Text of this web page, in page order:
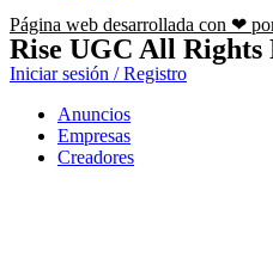
Página web desarrollada con ❤
Rise UGC All Rights
Iniciar sesión / Registro
Anuncios
Empresas
Creadores